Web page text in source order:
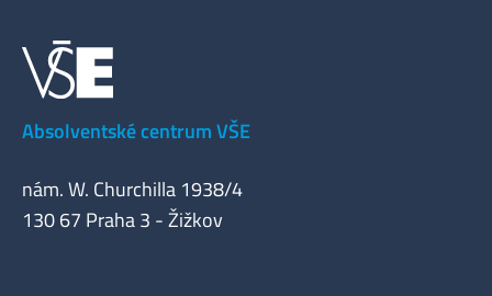
Absolventské centrum VŠE
nám. W. Churchilla 1938/4
130 67 Praha 3 - Žižkov